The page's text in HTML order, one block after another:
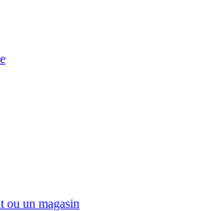
ou un magasin